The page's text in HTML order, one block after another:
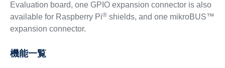
Evaluation board, one GPIO expansion connector is also
available for Raspberry Pi®shields, and one mikroBUS™
expansion connector.
機能一覧